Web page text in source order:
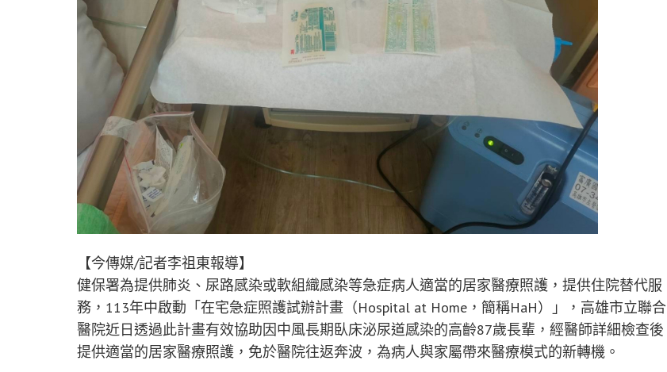
【今傳媒/記者李祖東報導】
健保署為提供肺炎、尿路感染或軟組織感染等急症病人適當的居家醫療照護，提供住院替代服
務，113年中啟動「在宅急症照護試辦計畫（Hospital at Home，簡稱HaH）」，高雄市立聯合
醫院近日透過此計畫有效協助因中風長期臥床泌尿道感染的高齡87歲長輩，經醫師詳細檢查後
提供適當的居家醫療照護，免於醫院往返奔波，為病人與家屬帶來醫療模式的新轉機。